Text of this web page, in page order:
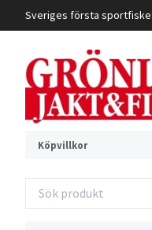
Sveriges första
Köpvillkor